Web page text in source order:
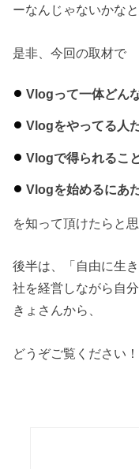
ーなんじゃないかな
是非、今回の取材で
Vlogって一体どん
Vlogをやってる人
Vlogで得られるこ
Vlogを始めるにあ
を知って頂けたらと思
後半は、「自由に生
社を経営しながら自
きょさんから、
どうぞご覧ください！